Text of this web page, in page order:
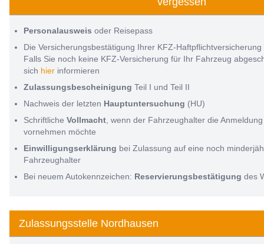
Personalausweis oder Reisepass
Die Versicherungsbestätigung Ihrer KFZ-
Falls Sie noch keine KFZ-Versicherung für Ihr Fahrzeug
sich hier informieren
Zulassungsbescheinigung Teil I und Teil II
Nachweis der letzten Hauptuntersuchung (HU)
Schriftliche Vollmacht , wenn der Fahrzeughalter die
vornehmen möchte
Einwilligungserklärung bei Zulassung auf eine noch
Fahrzeughalter
Bei neuem Autokennzeichen: Reservierungsbestätigung des
Zulassungsstelle Nordhausen